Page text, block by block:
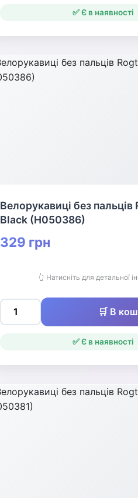
✅ Є в наявності
Велорукавиці без пальців
Black (H050386)
329 грн
👆 Натисніть для детальної
🛒 В
✅ Є в наявності